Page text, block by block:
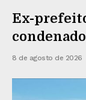
Ex-
8 de agosto de 2026